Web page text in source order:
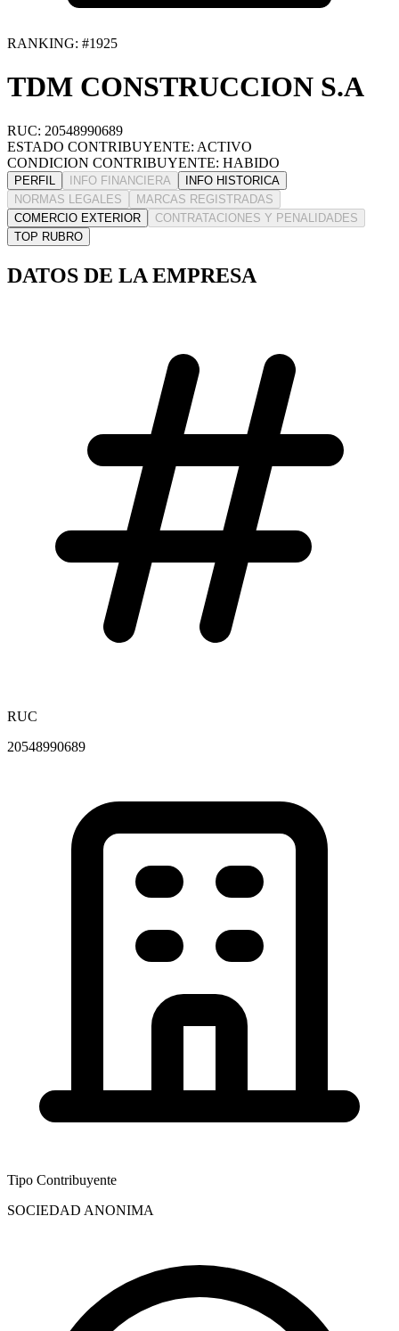
RANKING: #1925
TDM CONSTRUCCION S.A
RUC: 20548990689
ESTADO CONTRIBUYENTE: ACTIVO
CONDICION CONTRIBUYENTE: HABIDO
PERFIL INFO FINANCIERA
INFO HISTORICA
NORMAS LEGALES
MARCAS REGISTRADAS
COMERCIO EXTERIOR
CONTRATACIONES Y PENALIDADES
TOP RUBRO
DATOS DE LA EMPRESA
RUC
20548990689
Tipo Contribuyente
SOCIEDAD ANONIMA